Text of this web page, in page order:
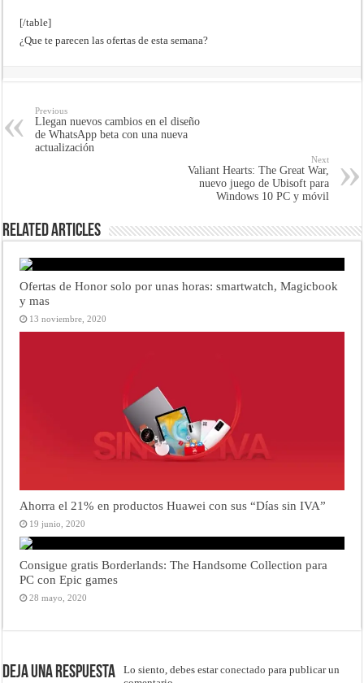
[/table]
¿Que te parecen las ofertas de esta semana?
Previous
Llegan nuevos cambios en el diseño
de WhatsApp beta con una nueva
actualización
Next
Valiant Hearts: The Great War,
nuevo juego de Ubisoft para
Windows 10 PC y móvil
Related Articles
Ofertas de Honor solo por unas horas: smartwatch, Magicbook
y mas
13 noviembre, 2020
Ahorra el 21% en productos Huawei con sus “Días sin IVA”
19 junio, 2020
Consigue gratis Borderlands: The Handsome Collection para
PC con Epic games
28 mayo, 2020
Deja una respuesta Lo siento, debes estarconectado para publicar un